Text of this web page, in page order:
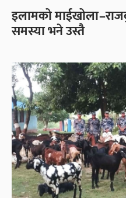
इलामको
समस्या भने उस्तै